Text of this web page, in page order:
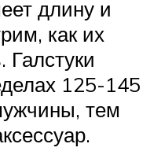
длину и
как их
Галстуки
125-145
тем